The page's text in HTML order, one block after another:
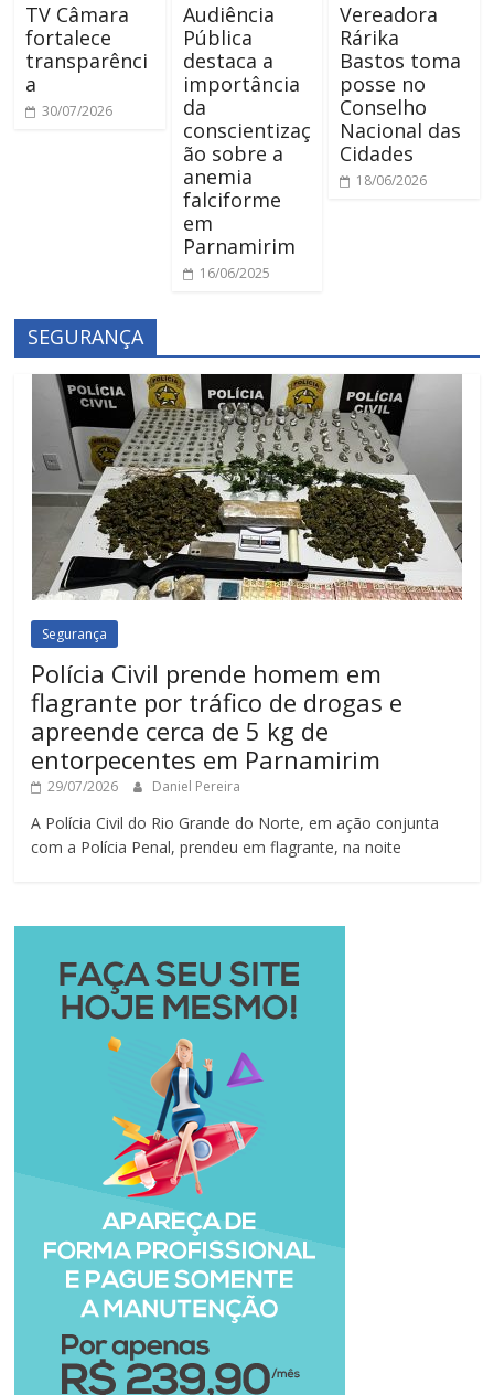
TV Câmara
fortalece
transparênci
a
30/07/2026
Audiência
Pública
destaca a
importância
da
conscientizaç
ão sobre a
anemia
falciforme
em
Parnamirim
16/06/2025
Vereadora
Rárika
Bastos toma
posse no
Conselho
Nacional das
Cidades
18/06/2026
SEGURANÇA
Segurança
Polícia Civil prende homem em
flagrante por tráfico de drogas e
apreende cerca de 5 kg de
entorpecentes em Parnamirim
29/07/2026 Daniel Pereira
A Polícia Civil do Rio Grande do Norte, em ação conjunta
com a Polícia Penal, prendeu em flagrante, na noite